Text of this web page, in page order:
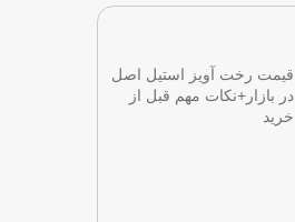
قیمت رخت آویز استیل اصل
در بازار+نکات مهم قبل از
خرید